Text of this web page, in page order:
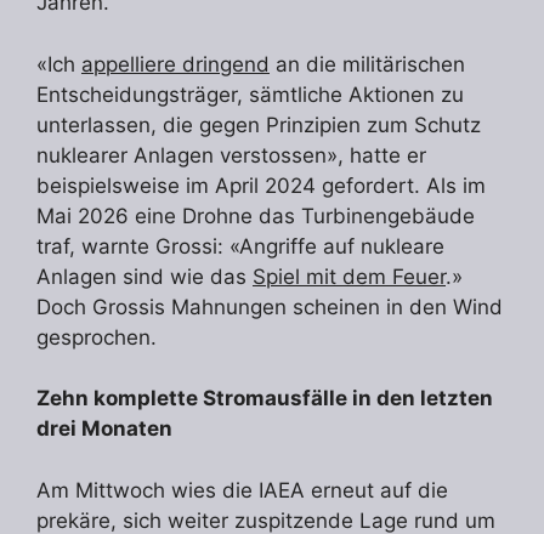
«Ich appelliere dringend an die militärischen
Entscheidungsträger, sämtliche Aktionen zu
unterlassen, die gegen Prinzipien zum Schutz
nuklearer Anlagen verstossen», hatte er
beispielsweise im April 2024 gefordert. Als im
Mai 2026 eine Drohne das Turbinengebäude
traf, warnte Grossi: «Angriffe auf nukleare
Anlagen sind wie das Spiel mit dem Feuer.»
Doch Grossis Mahnungen scheinen in den Wind
gesprochen.
Zehn komplette Stromausfälle in den letzten
drei Monaten
Am Mittwoch wies die IAEA erneut auf die
prekäre, sich weiter zuspitzende Lage rund um